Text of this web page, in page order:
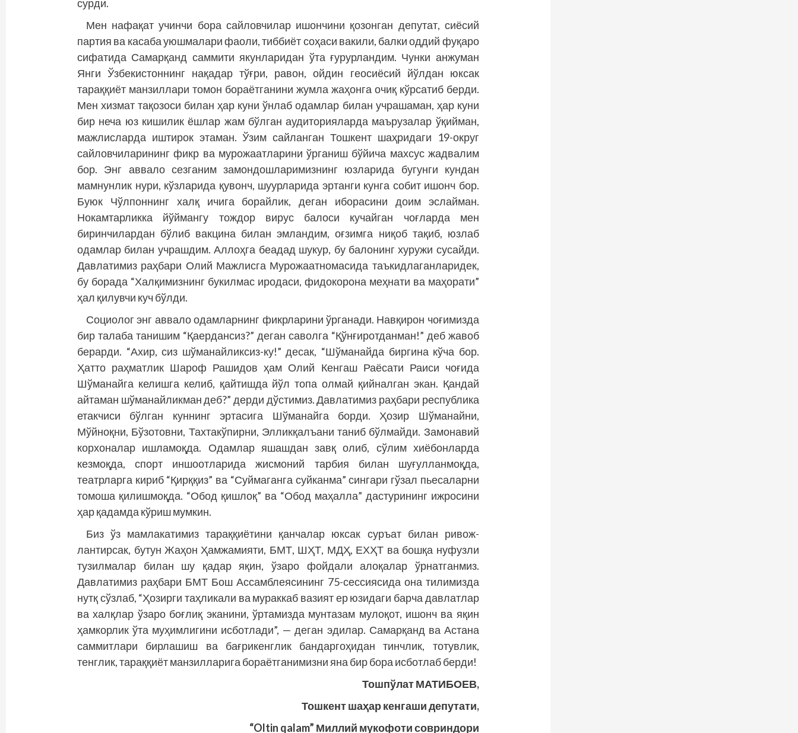
сурди.
Мен нафақат учинчи бора сайловчилар ишончини қозонган депутат, сиё­сий
партия ва касаба уюшмалари фаоли, тиббиёт соҳаси вакили, балки оддий фуқаро
сифатида Самарқанд саммити якунларидан ўта ғурурландим. Чунки анжуман
Янги Ўзбекистоннинг нақадар тўғри, равон, ойдин геосиёсий йўлдан юксак
тараққиёт манзиллари томон бораётганини жумла жаҳонга очиқ кўрсатиб берди.
Мен хизмат тақозоси билан ҳар куни ўнлаб одамлар билан учрашаман, ҳар куни
бир неча юз кишилик ёшлар жам бўлган аудиторияларда маърузалар ўқийман,
мажлисларда иштирок этаман. Ўзим сайланган Тошкент шаҳридаги 19-округ
сайловчиларининг фикр ва мурожаатларини ўрганиш бўйича махсус жадвалим
бор. Энг аввало сезганим замондошларимизнинг юзларида бугунги кундан
мамнунлик нури, кўзларида қувонч, шуурларида эртанги кунга собит ишонч бор.
Буюк Чўлпоннинг халқ ичига борайлик, деган иборасини доим эслайман.
Нокамтарликка йўймангу тождор вирус балоси кучайган чоғларда мен
биринчилардан бўлиб вакцина билан эмландим, оғзимга ниқоб тақиб, юзлаб
одамлар билан учрашдим. Аллоҳга беадад шукур, бу балонинг хуружи сусайди.
Давлатимиз раҳбари Олий Мажлисга Мурожаатномасида таъкидлаганларидек,
бу борада “Халқимизнинг букилмас иродаси, фидокорона меҳнати ва маҳорати”
ҳал қилувчи куч бўлди.
Социолог энг аввало одамларнинг фикрларини ўрганади. Навқирон чоғимизда
бир талаба танишим “Қаердансиз?” деган саволга “Қўнғиротданман!” деб жавоб
берарди. “Ахир, сиз шўманайликсиз-ку!” десак, “Шўманайда биргина кўча бор.
Ҳатто раҳматлик Шароф Рашидов ҳам Олий Кенгаш Раёсати Раиси чоғида
Шўманайга келишга келиб, қайтишда йўл топа олмай қийналган экан. Қандай
айтаман шўманайликман деб?” дерди дўстимиз. Давлатимиз раҳбари республика
етакчиси бўлган куннинг эртасига Шўманайга борди. Ҳозир Шўманайни,
Мўйноқни, Бўзотовни, Тахтакўпирни, Элликқалъани таниб бўлмайди. Замонавий
корхоналар ишламоқда. Одамлар яшашдан завқ олиб, сўлим хиёбонларда
кезмоқда, спорт иншоотларида жисмоний тарбия билан шуғулланмоқда,
театрларга кириб “Қирққиз” ва “Суймаганга суйканма” сингари гўзал пьесаларни
томоша қилишмоқда. “Обод қишлоқ” ва “Обод маҳалла” дастурининг ижросини
ҳар қадамда кўриш мумкин.
Биз ўз мамлакатимиз тараққиётини қанчалар юксак суръат билан ривож­
лантирсак, бутун Жаҳон Ҳамжа­мияти, БМТ, ШҲТ, МДҲ, ЕХҲТ ва бошқа нуфузли
тузилмалар билан шу қадар яқин, ўзаро фойдали алоқалар ўрнатганмиз.
Давлатимиз раҳбари БМТ Бош Ассамблеясининг 75-сессиясида она тилимизда
нутқ сўзлаб, “Ҳозирги таҳликали ва мураккаб вазият ер юзидаги барча давлатлар
ва халқлар ўзаро боғлиқ эканини, ўртамизда мунтазам мулоқот, ишонч ва яқин
ҳамкорлик ўта муҳимлигини исботлади”, — деган эдилар. Самарқанд ва Астана
саммитлари бирлашиш ва бағри­кенглик бандаргоҳидан тинчлик, тотувлик,
тенглик, тараққиёт манзилларига бораётганимизни яна бир бора исботлаб берди!
Тошпўлат МАТИБОЕВ,
Тошкент шаҳар кенгаши депутати,
“Oltin qalam” Миллий мукофоти совриндори